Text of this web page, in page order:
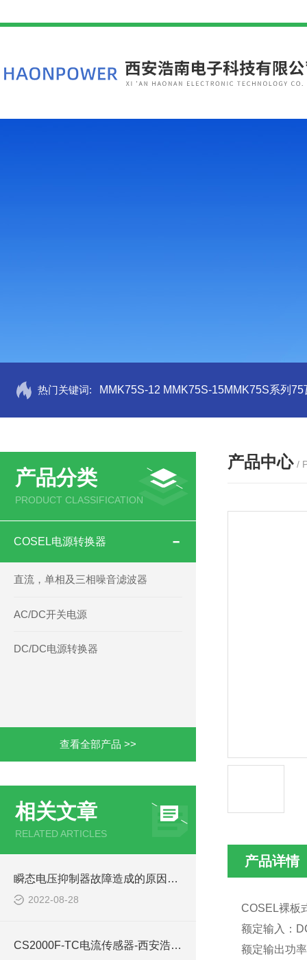
热门关键词: MMK75S-12 MMK75S-15MMK75S系列
产品分类
PRODUCT CLASSIFICATION
COSEL电源转换器
直流，单相及三相噪音滤波器
AC/DC开关电源
DC/DC电源转换器
查看全部产品 >>
相关文章
RELATED ARTICLES
瞬态电压抑制器故障造成的原因是什么呢
2022-08-28
CS2000F-TC电流传感器-西安浩南电子科技商
产品中心 /
产品详情
COSEL裸板
额定输入：
额定输出功